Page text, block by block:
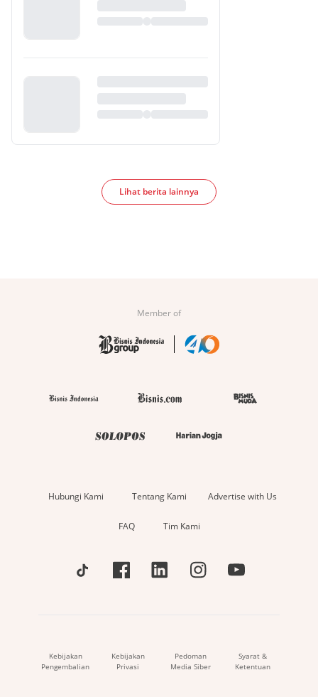
Lihat berita lainnya
Member of
Hubungi Kami Tentang Kami Advertise with Us
FAQ Tim Kami
Kebijakan
Pengembalian
Kebijakan
Privasi
Pedoman
Media Siber
Syarat &
Ketentuan